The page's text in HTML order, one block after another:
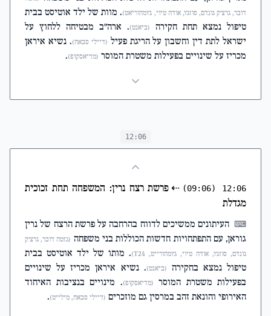
דובר, גרצ'ק גונדם, סוזג'ו, אודה טיוי, ג'ומהוריאט). מוות של ילד אוטיסט בבית
טיפול נמצא תחת חקירה
(ביאנט). ארה"ב מבטיחה ללחוץ על
ישראל לתת דין וחשבון על הריגת פעיל (דיילי סבאח). נשיא איראן
מכריז על שינויים בפעילות משטרת המוסר (מדיאסקופ).
12:06
12:06
(09:06)
⇠ פרשת רצח נרין: המשפחה תחת זכוכית
מגדלת
⌨ העיתונים ממשיכים לדווח בהרחבה על פרשת הרצח של נרין
גוראן, עם התפתחויות חדשות הכוללות בני משפחה (גזטה דובר, גרצ'ק
גונדם, סוזג'ו, אודה טיוי, ג'ומהורייט, T24)
. מותו של ילד אוטיסט בבית
טיפול נמצא בחקירה (ביאנט). נשיא איראן מכריז על שינויים
בפעילות משטרת המוסר (מדיאסקופ). מינויים בנציבות האיחוד
האירופי והונאת זהב במרסין גם מוזכרים (דיילי סבאח, מילייט).